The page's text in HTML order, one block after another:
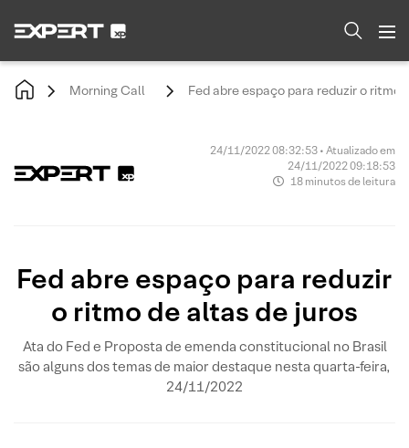
Morning Call Fed abre espaço para reduzir o ritmo
24/11/2022 08:32:53 • Atualizado em
24/11/2022 09:18:53
18 minutos de leitura
Fed abre espaço para reduzir
o ritmo de altas de juros
Ata do Fed e Proposta de emenda constitucional no Brasil
são alguns dos temas de maior destaque nesta quarta-feira,
24/11/2022